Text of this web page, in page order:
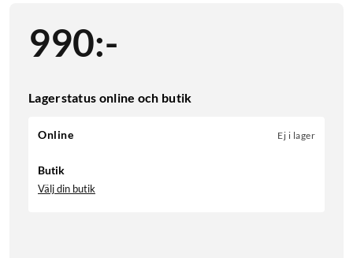
990:-
Lagerstatus online och butik
Online Ej i lager
Butik
Välj din butik